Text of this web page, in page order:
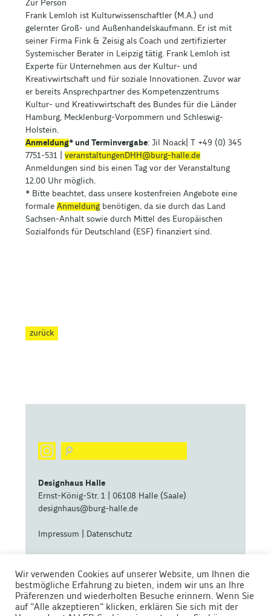
Zur Person
Frank Lemloh ist Kulturwissenschaftler (M.A.) und
gelernter Groß- und Außenhandelskaufmann. Er ist mit
seiner Firma Fink & Zeisig als Coach und zertifizierter
Systemischer Berater in Leipzig tätig. Frank Lemloh ist
Experte für Unternehmen aus der Kultur- und
Kreativwirtschaft und für soziale Innovationen. Zuvor war
er bereits Ansprechpartner des Kompetenzzentrums
Kultur- und Kreativwirtschaft des Bundes für die Länder
Hamburg, Mecklenburg-Vorpommern und Schleswig-
Holstein.
Anmeldung* und Terminvergabe: Jil Noack| T +49 (0) 345
7751-531 | veranstaltungenDHH@burg-halle.de
Anmeldungen sind bis einen Tag vor der Veranstaltung
12.00 Uhr möglich.
* Bitte beachtet, dass unsere kostenfreien Angebote eine
formale Anmeldung benötigen, da sie durch das Land
Sachsen-Anhalt sowie durch Mittel des Europäischen
Sozialfonds für Deutschland (ESF) finanziert sind.
zurück
Designhaus Halle
Ernst-König-Str. 1 | 06108 Halle (Saale)
designhaus@burg-halle.de
Impressum Datenschutz
Wir verwenden Cookies auf unserer Website, um Ihnen die
bestmögliche Erfahrung zu bieten, indem wir uns an Ihre
Präferenzen und wiederholten Besuche erinnern. Wenn Sie
auf "Alle akzeptieren" klicken, erklären Sie sich mit der